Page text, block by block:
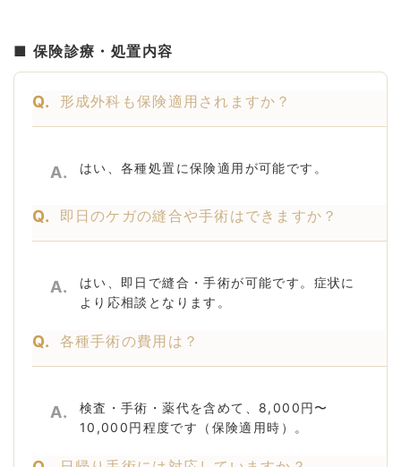
■ 保険診療・処置内容
Q. 形成外科も保険適用されますか？
A. はい、各種処置に保険適用が可能です。
Q. 即日のケガの縫合や手術はできますか？
A.
はい、即日で縫合・手術が可能です。症状に
より応相談となります。
Q. 各種手術の費用は？
A.
検査・手術・薬代を含めて、8,000円〜
10,000円程度です（保険適用時）。